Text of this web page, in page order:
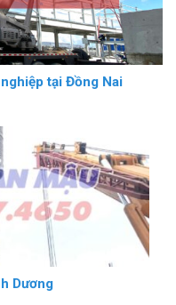
tại Đồng Nai
Dương